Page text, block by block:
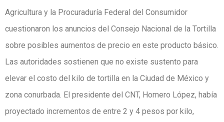
Agricultura y la Procuraduría Federal del Consumidor
cuestionaron los anuncios del Consejo Nacional de la Tortilla
sobre posibles aumentos de precio en este producto básico.
Las autoridades sostienen que no existe sustento para
elevar el costo del kilo de tortilla en la Ciudad de México y
zona conurbada. El presidente del CNT, Homero López, había
proyectado incrementos de entre 2 y 4 pesos por kilo,